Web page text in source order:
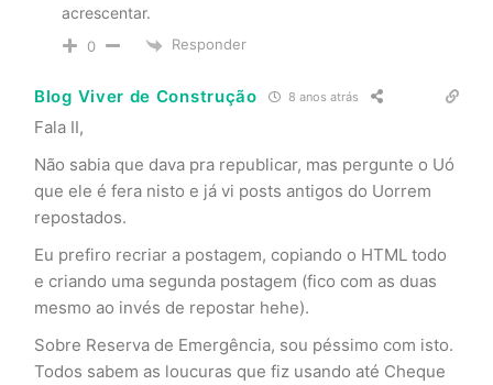
acrescentar.
0 Responder
Blog Viver de Construção 8 anos atrás
Fala II,
Não sabia que dava pra republicar, mas pergunte o Uó
que ele é fera nisto e já vi posts antigos do Uorrem
repostados.
Eu prefiro recriar a postagem, copiando o HTML todo
e criando uma segunda postagem (fico com as duas
mesmo ao invés de repostar hehe).
Sobre Reserva de Emergência, sou péssimo com isto.
Todos sabem as loucuras que fiz usando até Cheque